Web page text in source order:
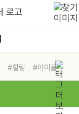
#힐링
#아이들